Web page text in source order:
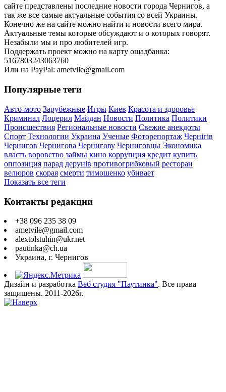
сайте представлены последние новости города Чернигов, а
так же все самые актуальные события со всей Украины.
Конечно же на сайте можно найти и новости всего мира.
Актуальные темы которые обсуждают и о которых говорят.
Незабыли мы и про любителей игр.
Поддержать проект можно на карту ощадбанка:
5167803243063760
Или на PayPal: ametvile@gmail.com
Популярные теги
Авто-мото Зарубежные Игры Киев Красота и здоровье
Криминал Лоцерил Майдан Новости Политика Политики
Происшествия Региональные новости Свежие анекдоты
Спорт Технологии Украина Ученые Фоторепортаж Чернігів
Чернигов Чернигова Чернигову Черниговцы Экономика
власть воровство займы кино коррупция кредит купить
оппозиция парад дерунів противогрибковый ресторан
велюров скорая смерти тимошенко убивает
Показать все теги
Контакты редакции
+38 096 235 38 09
ametvile@gmail.com
alextolstuhin@ukr.net
pautinka@ch.ua
Украина, г. Чернигов
Дизайн и разработка Веб студия "Паутинка". Все права
защищены. 2011-2026г.